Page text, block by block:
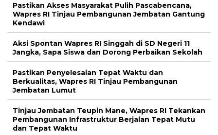
Pastikan Akses Masyarakat Pulih Pascabencana,
Wapres RI Tinjau Pembangunan Jembatan Gantung
Kendawi
Aksi Spontan Wapres RI Singgah di SD Negeri 11
Jangka, Sapa Siswa dan Dorong Perbaikan Sekolah
Pastikan Penyelesaian Tepat Waktu dan
Berkualitas, Wapres RI Tinjau Pembangunan
Jembatan Lumut
Tinjau Jembatan Teupin Mane, Wapres RI Tekankan
Pembangunan Infrastruktur Berjalan Tepat Mutu
dan Tepat Waktu